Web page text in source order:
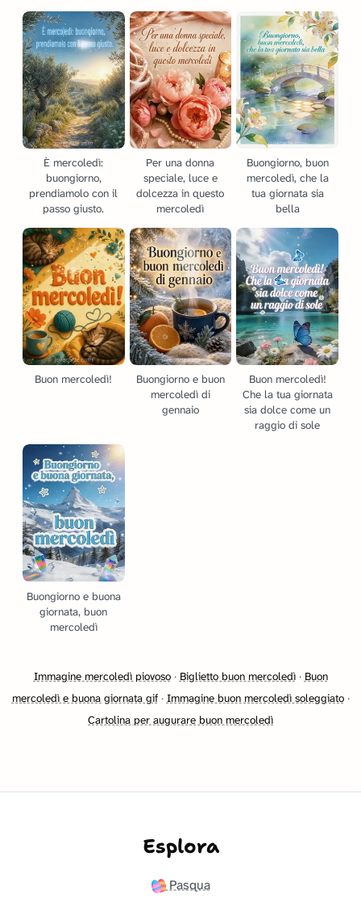
È mercoledì:
buongiorno,
prendiamolo con il
passo giusto.
Per una donna
speciale, luce e
dolcezza in questo
mercoledì
Buongiorno, buon
mercoledì, che la
tua giornata sia
bella
Buon mercoledì!
Buongiorno e buon
mercoledì di
gennaio
Buon mercoledì!
Che la tua giornata
sia dolce come un
raggio di sole
Buongiorno e buona
giornata, buon
mercoledì
Immagine mercoledì piovoso· Biglietto buon mercoledì· Buon
mercoledì e buona giornata gif· Immagine buon mercoledì soleggiato·
Cartolina per augurare buon mercoledì
Esplora
Pasqua